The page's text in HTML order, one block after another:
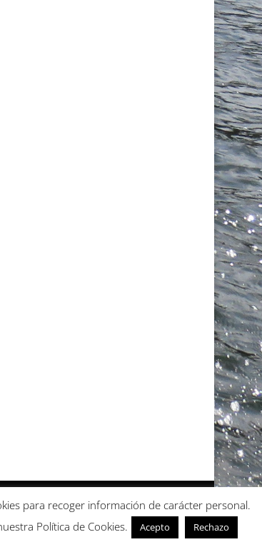
para recoger información de carácter personal.
Política de Cookies.
Acepto Rechazo